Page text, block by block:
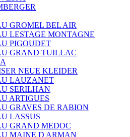
GROMEL BEL AIR
LESTAGE MONTAGNE
PIGOUDET
GRAND TUILLAC
NEUE KLEIDER
LAUZANET
SERILHAN
ARTIGUES
GRAVES DE RABION
LASSUS
GRAND MEDOC
MAINE D ARMAN